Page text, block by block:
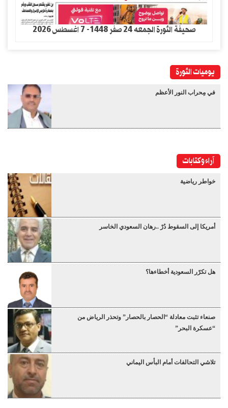
صحيفة الثورة الجمعه 24 صفر 1448- 7 اغسطس 2026
يوميات الثورة
في مِحراب النور الأعظم
آراء وكتابات
خواطر رياضية
أمريكا إلى السقوط دُرْ ..رهان السعودي الخاسر
هل تكرّر السعودية أخطاءها؟
صنعاء تثبت معادلة “الحصار بالحصار” وتحذر الرياض من
“عسكرة البحر”
تلاشي التحالفات أمام البأس اليماني